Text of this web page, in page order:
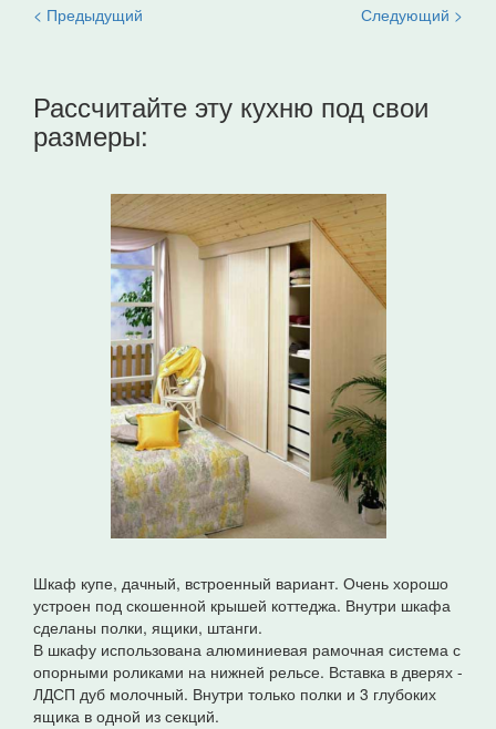
< Предыдущий Следующий >
Рассчитайте эту кухню под свои
размеры:
Шкаф купе, дачный, встроенный вариант. Очень хорошо
устроен под скошенной крышей коттеджа. Внутри шкафа
сделаны полки, ящики, штанги.
В шкафу использована алюминиевая рамочная система с
опорными роликами на нижней рельсе. Вставка в дверях -
ЛДСП дуб молочный. Внутри только полки и 3 глубоких
ящика в одной из секций.